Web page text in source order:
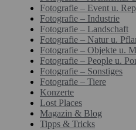
Fotografie – Event u.
Fotografie – Industrie
Fotografie – Landschaft
Fotografie – Natur u.
Fotografie – Objekte u.
Fotografie – People u.
Fotografie – Sonstiges
Fotografie – Tiere
Konzerte
Lost Places
Magazin & Blog
Tipps & Tricks